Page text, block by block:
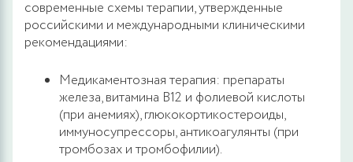
современные схемы терапии, утвержденные
российскими и международными клиническими
рекомендациями:
Медикаментозная терапия: препараты
железа, витамина В12 и фолиевой кислоты
(при анемиях), глюкокортикостероиды,
иммуносупрессоры, антикоагулянты (при
тромбозах и тромбофилии).